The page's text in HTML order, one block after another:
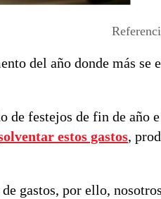
del año donde más se
de festejos de fin de año
estos gastos,
gastos, por ello, nosotros